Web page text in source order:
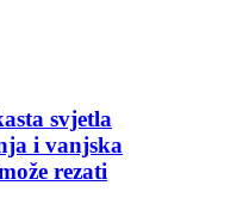
svjetla
i vanjska
rezati